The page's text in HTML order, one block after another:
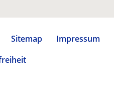
Sitemap Impressum